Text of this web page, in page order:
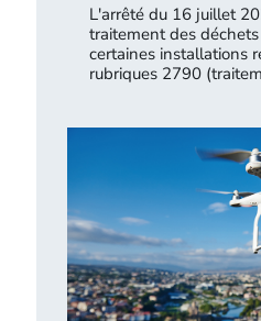
L'arrêté du 16 juillet
traitement des
certaines installations
rubriques 2790